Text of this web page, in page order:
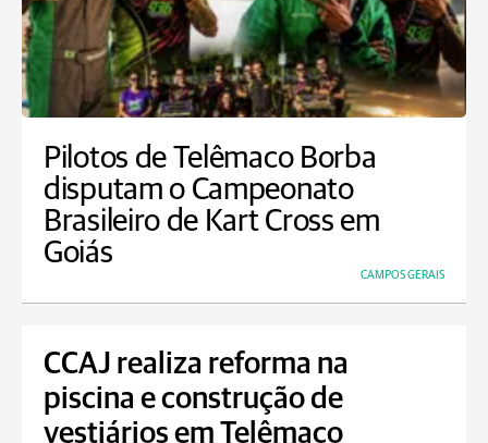
Pilotos de Telêmaco Borba
disputam o Campeonato
Brasileiro de Kart Cross em
Goiás
CAMPOS GERAIS
CCAJ realiza reforma na
piscina e construção de
vestiários em Telêmaco